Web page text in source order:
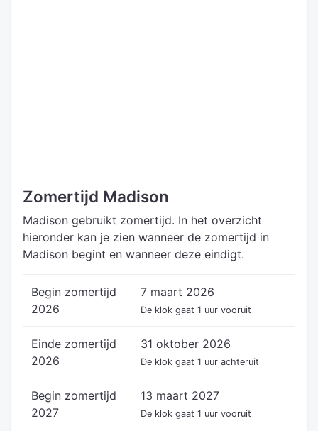
Zomertijd Madison
Madison gebruikt zomertijd. In het overzicht
hieronder kan je zien wanneer de zomertijd in
Madison begint en wanneer deze eindigt.
Begin zomertijd
2026
7 maart 2026
De klok gaat 1 uur vooruit
Einde zomertijd
2026
31 oktober 2026
De klok gaat 1 uur achteruit
Begin zomertijd
2027
13 maart 2027
De klok gaat 1 uur vooruit